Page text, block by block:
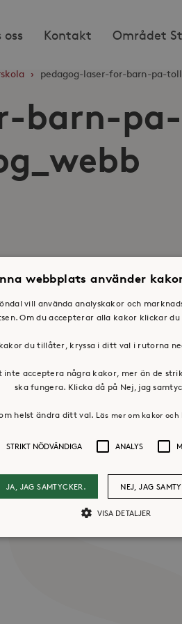
oss Kontakt Området
› pedagog-laser-for-barn-pa-
barn-pa-
Press &
webbplats använder
vill använda analyskakor och
Om du accepterar alla kakor klickar du
du tillåter, kryssa i ditt val i rutorna
inte acceptera några kakor, mer än de
ska fungera. Klicka då på Nej, jag
helst ändra ditt val. Läs mer om kakor
STRIKT NÖDVÄNDIGA ANALYS
JA, JAG SAMTYCKER. NEJ, JAG
VISA DETALJER